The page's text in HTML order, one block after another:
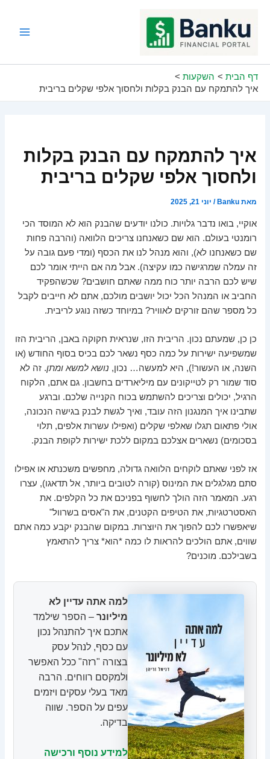
דף הבית
השקעות
איך להתמקח עם הבנק בקלות ולחסוך אלפי שקלים בריבית
איך להתמקח עם הבנק בקלות
ולחסוך אלפי שקלים בריבית
מאתBanku
/ יוני 21, 2025
אוקיי, בואו נדבר גלויות. כולנו יודעים שהבנק הוא לא המוסד הכי
רומנטי בעולם. הוא שם כשאנחנו צריכים הלוואה (והרבה פחות
שם כשאנחנו לא), והוא מנהל לנו את הכסף (ומדי פעם גובה על
זה עמלה שמרגישה כמו עקיצה). אבל מה אם הייתי אומר לכם
שיש לכם הרבה יותר כוח ממה שאתם חושבים? שכשהפקיד
החביב או המנהל הכל יכול יושבים מולכם, אתם לא חייבים לקבל
כל מספר שהם זורקים לאוויר? במיוחד כשזה נוגע לריבית.
כן כן, שמעתם נכון. הריבית הזו, שנראית חקוקה באבן, הריבית הזו
שמשפיעה ישירות על כמה כסף נשאר לכם בכיס בסוף החודש (או
השנה, או העשור!), היא למעשה… נכון, נושא למשא ומתן. זה לא
סוד שמור רק לטייקונים עם מיליארדים בחשבון. גם אתם, הלקוח
הרגיל, יכולים וצריכים להשתמש בכוח הקנייה שלכם. וברגע
שתבינו איך המנגנון הזה עובד, ואיך לגשת לבנק בגישה הנכונה,
אולי פתאום תגלו שאלפי שקלים (ואפילו עשרות אלפים, תלוי
בסכומים) נשארים אצלכם במקום ללכת ישירות לקופת הבנק.
אז לפני שאתם לוקחים הלוואה גדולה, מחפשים משכנתא או אפילו
סתם מגלגלים את המינוס (קורה לטובים ביותר, אל תדאגו), עצרו
רגע. המאמר הזה הולך לחשוף בפניכם את כל הקלפים. את
האסטרטגיות, את הטיפים הקטנים, את ה"אסים בשרוול"
שיאפשרו לכם להפוך את היוצרות. במקום שהבנק יקבע כמה אתם
שווים, אתם הולכים להראות לו כמה *הוא* צריך להתאמץ
בשבילכם. מוכנים?
למה אתה עדיין לא
מיליונר – הספר שילמד
אתכם איך להתנהל נכון
עם כסף, לנהל עסק
בצורה "רזה" ככל האפשר
ולמקסם רווחים. הרבה
מאד בעלי עסקים ויזמים
עפים על הספר. שווה
בדיקה.
למידע נוסף ורכישה